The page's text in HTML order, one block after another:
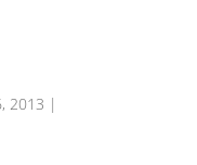
2013 |